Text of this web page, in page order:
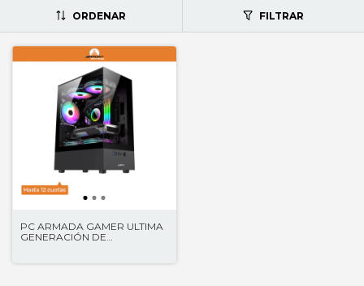
ORDENAR FILTRAR
PC ARMADA GAMER ULTIMA
GENERACIÓN DE